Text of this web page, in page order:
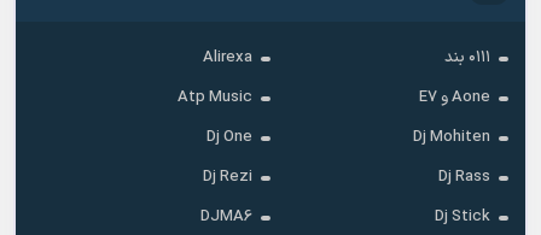
۰۱۱۱ بند
Alirexa
Aone و E7
Atp Music
Dj Mohiten
Dj One
Dj Rass
Dj Rezi
Dj Stick
DJMA6